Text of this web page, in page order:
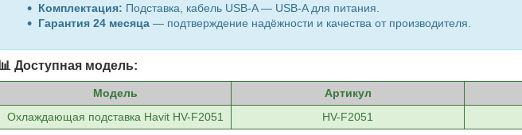
Комплектация: Подставка, кабель USB-A — USB-A для питания.
Гарантия 24 месяца — подтверждение надёжности и качества от производителя.
📊 Доступная модель:
Модель Артикул
Охлаждающая подставка Havit HV-F2051
HV-F2051